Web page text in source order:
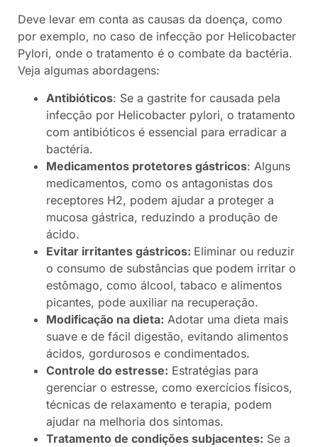
Deve levar em conta as causas da doença, como
por exemplo, no caso de infecção por Helicobacter
Pylori, onde o tratamento é o combate da bactéria.
Veja algumas abordagens:
Antibióticos: Se a gastrite for causada pela
infecção por Helicobacter pylori, o tratamento
com antibióticos é essencial para erradicar a
bactéria.
Medicamentos protetores gástricos: Alguns
medicamentos, como os antagonistas dos
receptores H2, podem ajudar a proteger a
mucosa gástrica, reduzindo a produção de
ácido.
Evitar irritantes gástricos: Eliminar ou reduzir
o consumo de substâncias que podem irritar o
estômago, como álcool, tabaco e alimentos
picantes, pode auxiliar na recuperação.
Modificação na dieta: Adotar uma dieta mais
suave e de fácil digestão, evitando alimentos
ácidos, gordurosos e condimentados.
Controle do estresse: Estratégias para
gerenciar o estresse, como exercícios físicos,
técnicas de relaxamento e terapia, podem
ajudar na melhoria dos sintomas.
Tratamento de condições subjacentes: Se a